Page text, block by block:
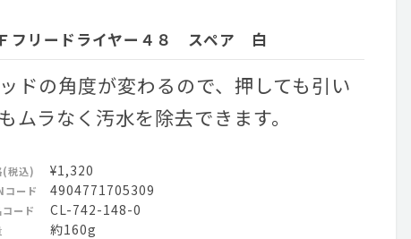
フリードライヤー４８ スペア 白
ドの角度が変わるので、押しても引い
ムラなく汚水を除去できます。
(税込) ¥1,320
コード 4904771705309
ード CL-742-148-0
約160g